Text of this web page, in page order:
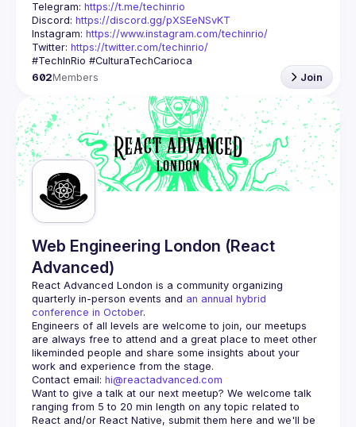
Telegram: https://t.me/techinrio
Discord: https://discord.gg/pXSEeNSvKT
Instagram: https://www.instagram.com/techinrio/
Twitter: https://twitter.com/techinrio/
602Members Join
Web Engineering London (React
Advanced)
React Advanced London is a community organizing
quarterly in-person events and an annual hybrid
conference in October.
Engineers of all levels are welcome to join, our meetups
are always free to attend and a great place to meet other
likeminded people and share some insights about your
Contact email: hi@reactadvanced.com
Want to give a talk at our next meetup? We welcome talk
ranging from 5 to 20 min length on any topic related to
React and/or React Native, submit them here and we'll be